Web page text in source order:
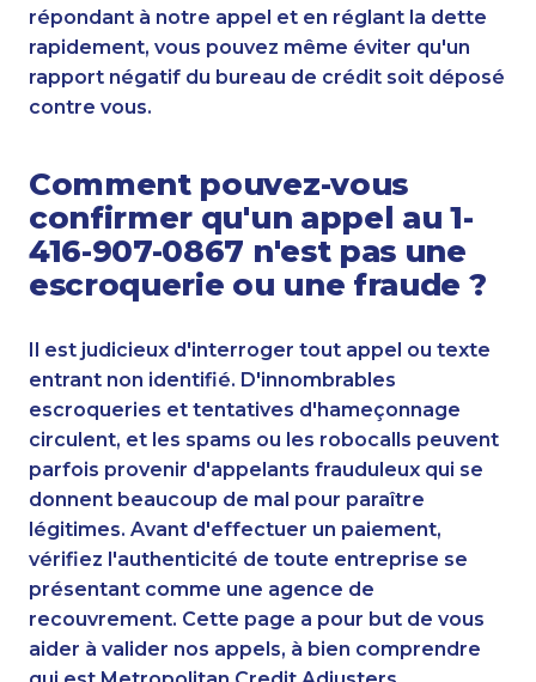
répondant à notre appel et en réglant la dette
rapidement, vous pouvez même éviter qu'un
rapport négatif du bureau de crédit soit déposé
contre vous.
Comment pouvez-vous
confirmer qu'un appel au 1-
416-907-0867 n'est pas une
escroquerie ou une fraude ?
Il est judicieux d'interroger tout appel ou texte
entrant non identifié. D'innombrables
escroqueries et tentatives d'hameçonnage
circulent, et les spams ou les robocalls peuvent
parfois provenir d'appelants frauduleux qui se
donnent beaucoup de mal pour paraître
légitimes. Avant d'effectuer un paiement,
vérifiez l'authenticité de toute entreprise se
présentant comme une agence de
recouvrement. Cette page a pour but de vous
aider à valider nos appels, à bien comprendre